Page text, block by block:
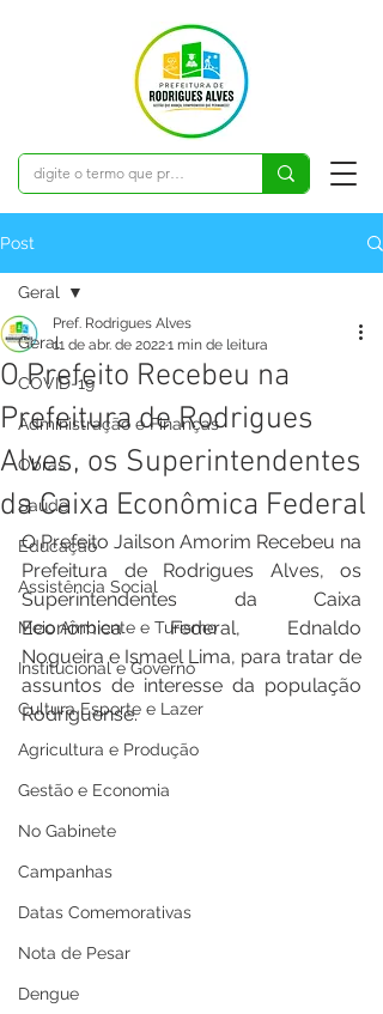
Post
Geral
COVID-19
Administração e Finanças
Obras
Saúde
Educação
Assistência Social
Meio Ambiente e Turismo
Institucional e Governo
Cultura Esporte e Lazer
Agricultura e Produção
Gestão e Economia
No Gabinete
Campanhas
Datas Comemorativas
Nota de Pesar
Dengue
Geral
O Prefeito Recebeu na
Prefeitura de Rodrigues
Alves, os Superintendentes
da Caixa Econômica Federal
Pref. Rodrigues Alves
11 de abr. de 20221 min de leitura
O Prefeito Jailson Amorim Recebeu na
Prefeitura de Rodrigues Alves, os
Superintendentes da Caixa
Econômica Federal, Ednaldo
Nogueira e Ismael Lima, para tratar de
assuntos de interesse da população
Rodriguense.